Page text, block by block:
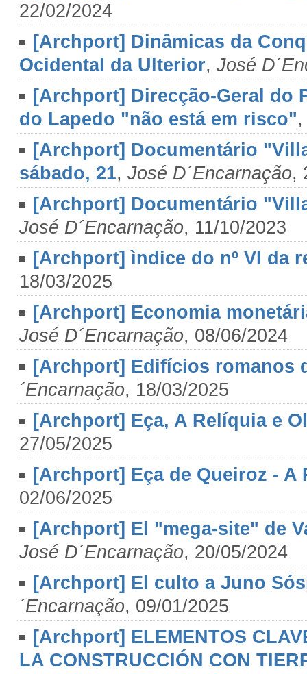
22/02/2024
[Archport] Dinâmicas da
Ocidental da Ulterior, José
[Archport] Direcção-Geral do
do Lapedo "não está em risco"
[Archport] Documentário
sábado, 21, José D´Encarnação,
[Archport] Documentário
José D´Encarnação, 11/10/2023
[Archport] ìndice do nº VI da
18/03/2025
[Archport] Economia
José D´Encarnação, 08/06/2024
[Archport] Edifícios romanos
´Encarnação, 18/03/2025
[Archport] Eça, A Relíquia e
27/05/2025
[Archport] Eça de Queiroz - A
02/06/2025
[Archport] El "mega-site" de
José D´Encarnação, 20/05/2024
[Archport] El culto a Juno
´Encarnação, 09/01/2025
[Archport] ELEMENTOS
LA CONSTRUCCIÓN CON